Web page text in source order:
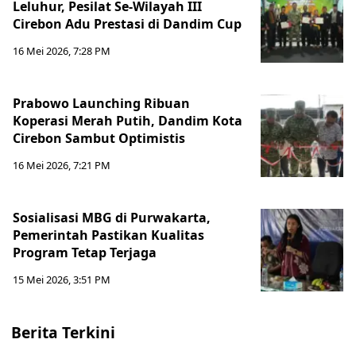
Leluhur, Pesilat Se-Wilayah III
Cirebon Adu Prestasi di Dandim Cup
16 Mei 2026, 7:28 PM
Prabowo Launching Ribuan
Koperasi Merah Putih, Dandim Kota
Cirebon Sambut Optimistis
16 Mei 2026, 7:21 PM
Sosialisasi MBG di Purwakarta,
Pemerintah Pastikan Kualitas
Program Tetap Terjaga
15 Mei 2026, 3:51 PM
Berita Terkini